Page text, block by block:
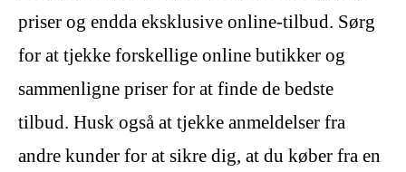
priser og endda eksklusive online-tilbud. Sørg
for at tjekke forskellige online butikker og
sammenligne priser for at finde de bedste
tilbud. Husk også at tjekke anmeldelser fra
andre kunder for at sikre dig, at du køber fra en